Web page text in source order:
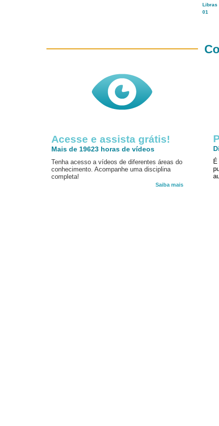
Libras
01
Acesse e assista grátis!
Mais de 19623 horas de vídeos
Tenha acesso a vídeos de diferentes áreas do
conhecimento. Acompanhe uma disciplina
completa!
Saiba mais